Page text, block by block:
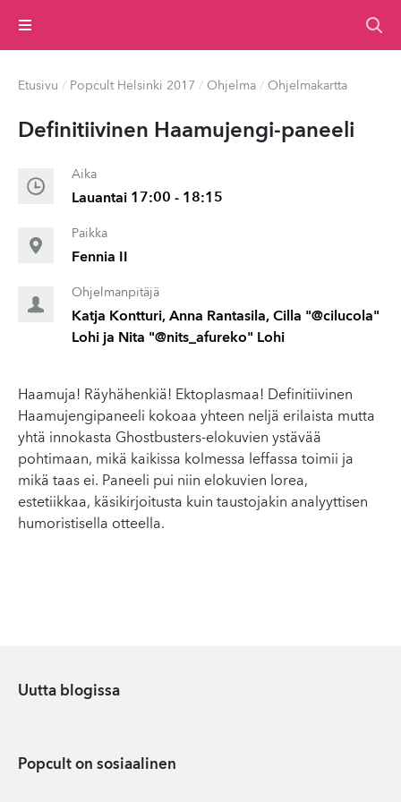
Valikko
Etusivu / Popcult Helsinki 2017 / Ohjelma / Ohjelmakartta
De­fin­i­ti­ivi­nen Haamujengi-paneeli
Aika
Lauantai 17:00 - 18:15
Paikka
Fennia II
Ohjelmanpitäjä
Katja Kontturi, Anna Rantasila, Cilla "@cilucola"
Lohi ja Nita "@nits_afureko" Lohi
Haamuja! Räyhähenkiä! Ektoplasmaa! Definitiivinen
Haamujengipaneeli kokoaa yhteen neljä erilaista mutta
yhtä innokasta Ghostbusters-elokuvien ystävää
pohtimaan, mikä kaikissa kolmessa leffassa toimii ja
mikä taas ei. Paneeli pui niin elokuvien lorea,
estetiikkaa, käsikirjoitusta kuin taustojakin analyyttisen
humoristisella otteella.
Uutta blogissa
Popcult on sosiaalinen